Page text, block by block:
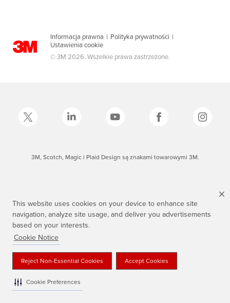
This website uses cookies on your device to enhance site
navigation, analyze site usage, and deliver you advertisements
based on your interests.
Cookie Notice
Reject Non-Essential Cookies Accept Cookies
Cookie Preferences
Informacja prawna | Polityka prywatności |
Ustawienia cookie
© 3M 2026. Wszelkie prawa zastrzeżone.
3M, Scotch, Magic i Plaid Design są znakami towarowymi 3M.